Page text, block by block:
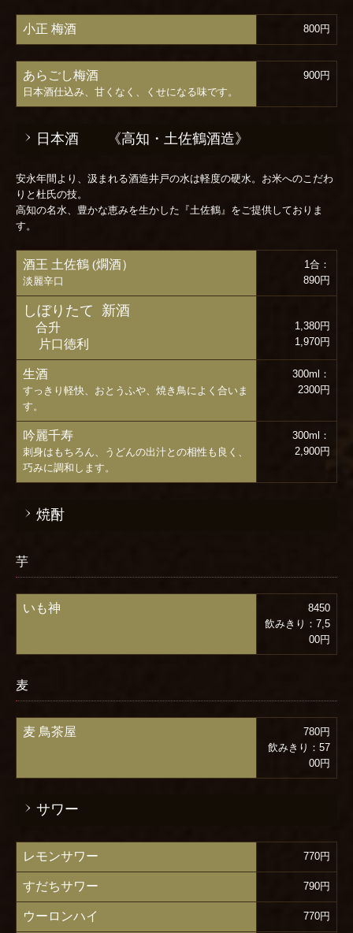
小正 梅酒 800円
あらごし梅酒
日本酒仕込み、甘くなく、くせになる味です。
900円
日本酒 《高知・土佐鶴酒造》
安永年間より、汲まれる酒造井戸の水は軽度の硬水。お米へのこだわ
りと杜氏の技。
高知の名水、豊かな恵みを生かした『土佐鶴』をご提供しておりま
す。
酒王 土佐鶴 (燗酒）
淡麗辛口
1合：
890円
しぼりたて 新酒
合升
片口徳利
1,380円
1,970円
生酒
すっきり軽快、おとうふや、焼き鳥によく合いま
す。
300ml：
2300円
吟麗千寿
刺身はもちろん、うどんの出汁との相性も良く、
巧みに調和します。
300ml：
2,900円
焼酎
芋
いも神
8450
飲みきり：7,5
00円
麦
麦 鳥茶屋
780円
飲みきり：57
00円
サワー
レモンサワー 770円
すだちサワー 790円
ウーロンハイ 770円